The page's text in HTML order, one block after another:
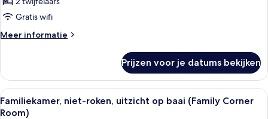
(Upper
Limited
Gratis wifi
Meer informatie
Meer
kamer,
niet-
roken
(Upper
Prijzen voor je datums bekijken
Alle
foto's
Een hotelkamer met twee bedden,
6
Familiekamer, niet-roken, uitzicht op baai (Family Corner
Room)